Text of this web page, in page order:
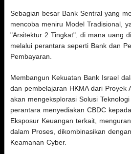
Sebagian besar Bank Sentral yang
mencoba meniru Model Tradisional,
"Arsitektur 2 Tingkat", di mana uang
melalui perantara seperti Bank dan
Pembayaran.
Membangun Kekuatan Bank Israel
dan pembelajaran HKMA dari Proyek
akan mengeksplorasi Solusi
perantara menyediakan CBDC
Eksposur Keuangan terkait,
dalam Proses, dikombinasikan
Keamanan Cyber.